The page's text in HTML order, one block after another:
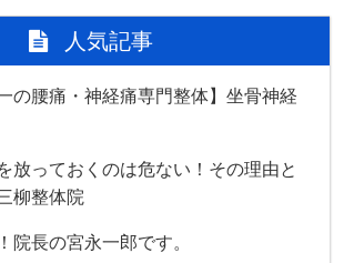
人気記事
の腰痛・神経痛専門整体】坐骨神経
放っておくのは危ない！その理由と
柳整体院
院長の宮永一郎です。